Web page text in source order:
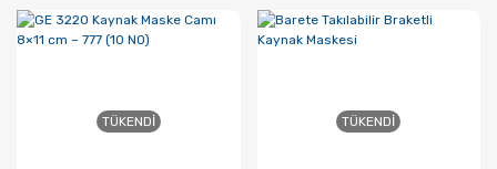
TÜKENDI TÜKENDI